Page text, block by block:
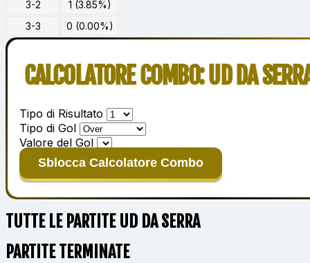
3-2
1 (3.85%)
3-3
0 (0.00%)
CALCOLATORE COMBO: UD DA
Tipo di Risultato
Tipo di Gol
Valore del Gol
Sblocca Calcolatore Combo
TUTTE LE PARTITE UD DA SERRA
PARTITE TERMINATE